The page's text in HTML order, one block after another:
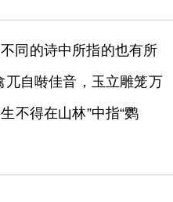
同的诗中所指的也有所
兀自啭佳音，玉立雕笼万
不得在山林”中指“鹦